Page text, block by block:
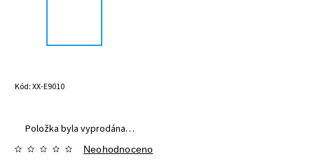
Kód:XX-E9010
Položka byla vyprodána…
Neohodnoceno